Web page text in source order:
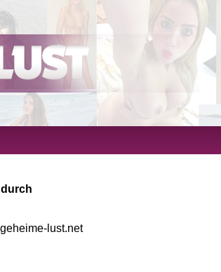
lust.net